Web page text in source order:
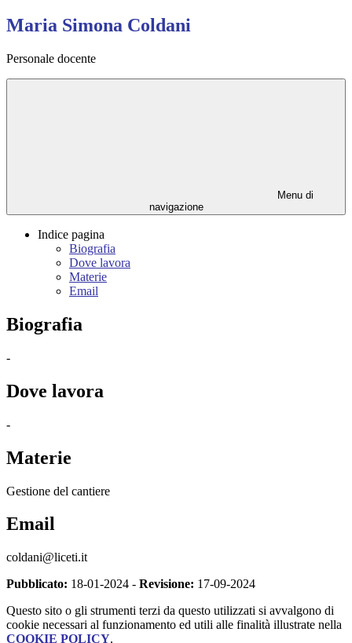
Maria Simona Coldani
Personale docente
Menu di
navigazione
Indice pagina
Biografia
Dove lavora
Materie
Email
Biografia
-
Dove lavora
-
Materie
Gestione del cantiere
Email
coldani@liceti.it
Pubblicato: 18-01-2024 - Revisione: 17-09-2024
Questo sito o gli strumenti terzi da questo utilizzati si avvalgono di
cookie necessari al funzionamento ed utili alle finalità illustrate nella
COOKIE POLICY.